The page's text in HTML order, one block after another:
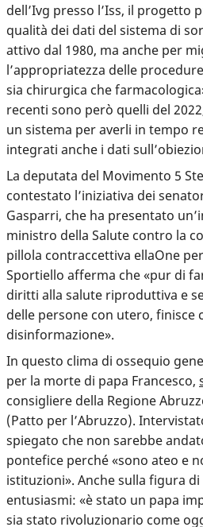
dell’Ivg presso l’Iss, il progetto
qualità dei dati del sistema di
attivo dal 1980, ma anche per
l’appropriatezza delle
sia chirurgica che
recenti sono però quelli del
un sistema per averli in tempo
integrati anche i dati
La deputata del Movimento 5
contestato l’iniziativa dei
Gasparri, che ha presentato
ministro della Salute contro la
pillola contraccettiva ellaOne
Sportiello afferma che «pur di
diritti alla salute riproduttiva e
delle persone con utero, finisce
disinformazione».
In questo clima di ossequio
per la morte di papa Francesco,
consigliere della Regione
(Patto per l’Abruzzo).
spiegato che non sarebbe
pontefice perché «sono ateo e
istituzioni». Anche sulla figura
entusiasmi: «è stato un papa
sia stato rivoluzionario come